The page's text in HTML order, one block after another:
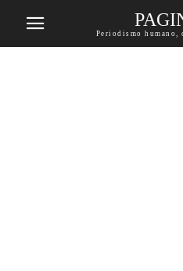
Periodismo humano,